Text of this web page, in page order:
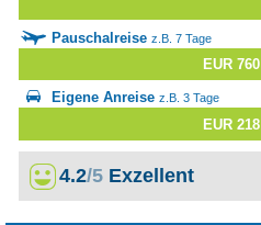
Pauschalreise z.B. 7 Tage
EUR 760
Eigene Anreise z.B. 3 Tage
EUR 218
4.2/5 Exzellent